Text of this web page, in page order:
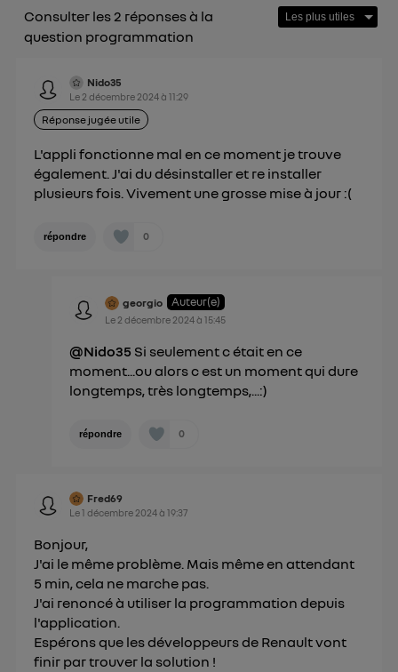
Consulter les 2 réponses à la
question programmation
Nido35
Le 2 décembre 2024à11:29
Réponse jugée utile
L'appli fonctionne mal en ce moment je trouve
également. J'ai du désinstaller et re installer
plusieurs fois. Vivement une grosse mise à jour :(
répondre 0
georgio Auteur(e)
Le 2 décembre 2024à15:45
@Nido35 Si seulement c était en ce
moment...ou alors c est un moment qui dure
longtemps, très longtemps,...:)
répondre 0
Fred69
Le1 décembre 2024à19:37
Bonjour,
J'ai le même problème. Mais même en attendant
5 min, cela ne marche pas.
J'ai renoncé à utiliser la programmation depuis
l'application.
Espérons que les développeurs de Renault vont
finir par trouver la solution !
personnelles d'Utiq